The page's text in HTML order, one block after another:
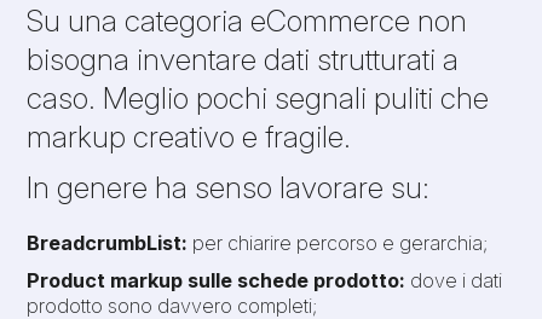
Su una categoria eCommerce non
bisogna inventare dati strutturati a
caso. Meglio pochi segnali puliti che
markup creativo e fragile.
In genere ha senso lavorare su:
BreadcrumbList: per chiarire percorso e gerarchia;
Product markup sulle schede prodotto: dove i dati
prodotto sono davvero completi;